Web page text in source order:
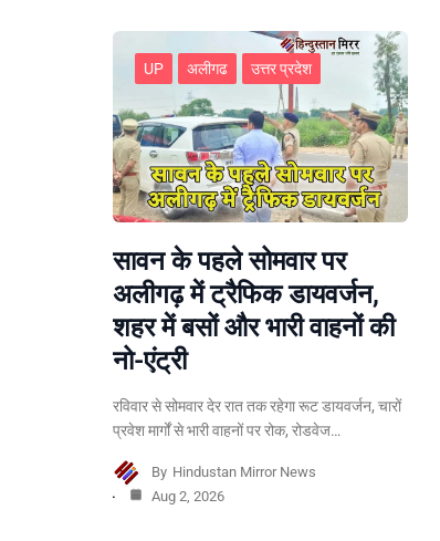
UP अलीगढ उत्तर प्रदेश
सावन के पहले सोमवार पर
अलीगढ़ में ट्रैफिक डायवर्जन,
शहर में बसों और भारी वाहनों की
नो-एंट्री
रविवार से सोमवार देर रात तक रहेगा रूट डायवर्जन, चारों
प्रवेश मार्गों से भारी वाहनों पर रोक, रोडवेज…
By Hindustan Mirror News
Aug 2, 2026